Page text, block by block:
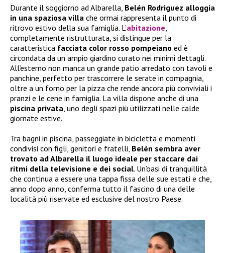
Durante il soggiorno ad Albarella, Belén Rodriguez alloggia
in una spaziosa villa che ormai rappresenta il punto di
ritrovo estivo della sua famiglia. L’abitazione,
completamente ristrutturata, si distingue per la
caratteristica facciata color rosso pompeiano ed è
circondata da un ampio giardino curato nei minimi dettagli.
All’esterno non manca un grande patio arredato con tavoli e
panchine, perfetto per trascorrere le serate in compagnia,
oltre a un forno per la pizza che rende ancora più conviviali i
pranzi e le cene in famiglia. La villa dispone anche di una
piscina privata, uno degli spazi più utilizzati nelle calde
giornate estive.
Tra bagni in piscina, passeggiate in bicicletta e momenti
condivisi con figli, genitori e fratelli, Belén sembra aver
trovato ad Albarella il luogo ideale per staccare dai
ritmi della televisione e dei social. Un’oasi di tranquillità
che continua a essere una tappa fissa delle sue estati e che,
anno dopo anno, conferma tutto il fascino di una delle
località più riservate ed esclusive del nostro Paese.